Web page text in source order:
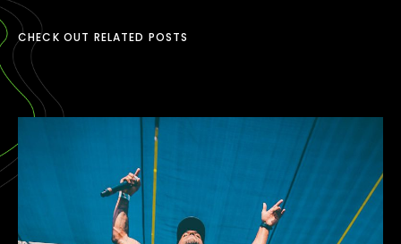
CHECK OUT RELATED POSTS